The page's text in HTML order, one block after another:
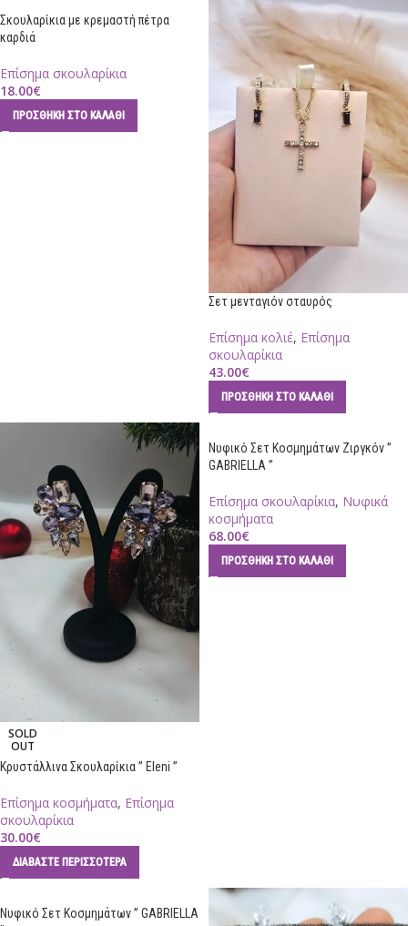
Σκουλαρίκια με κρεμαστή πέτρα
καρδιά
Επίσημα σκουλαρίκια
18.00€
ΠΡΟΣΘΉΚΗ ΣΤΟ ΚΑΛΆΘΙ
Σετ μενταγιόν σταυρός
Επίσημα κολιέ, Επίσημα
σκουλαρίκια
43.00€
ΠΡΟΣΘΉΚΗ ΣΤΟ ΚΑΛΆΘΙ
SOLD
OUT
Κρυστάλλινα Σκουλαρίκια ” Eleni ”
Επίσημα κοσμήματα, Επίσημα
σκουλαρίκια
30.00€
ΔΙΑΒΆΣΤΕ ΠΕΡΙΣΣΌΤΕΡΑ
Νυφικό Σετ Κοσμημάτων Ζιργκόν ”
GABRIELLA ”
Επίσημα σκουλαρίκια, Νυφικά
κοσμήματα
68.00€
ΠΡΟΣΘΉΚΗ ΣΤΟ ΚΑΛΆΘΙ
Νυφικό Σετ Κοσμημάτων ” GABRIELLA